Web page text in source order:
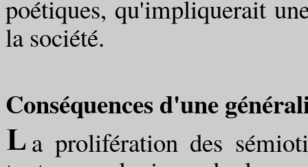
poétiques, qu'impliquerait
la société.
Conséquences d'une
a prolifération des